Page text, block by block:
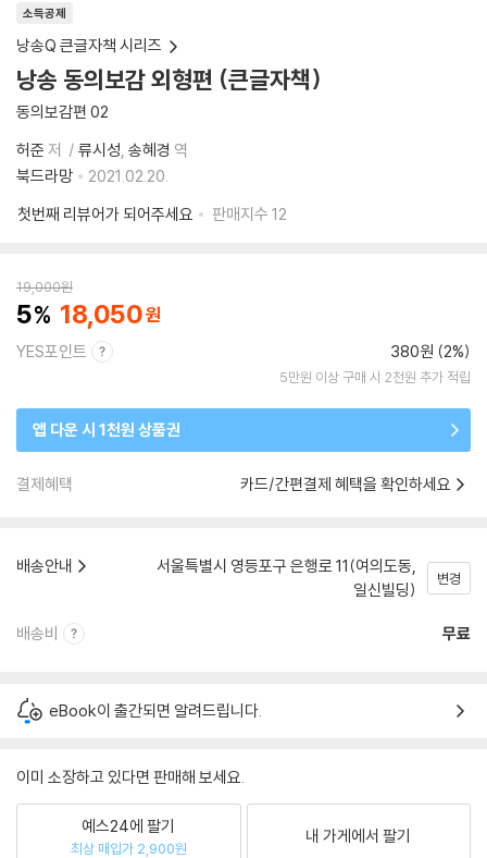
소득공제
낭송Q 큰글자책 시리즈
낭송 동의보감 외형편 (큰글자책)
동의보감편 02
허준 저 류시성 송혜경 역
북드라망
2021.02.20.
첫번째 리뷰어가 되어주세요
판매지수 12
19,000원
5 18,050
YES포인트 380원 (2%)
5만원 이상 구매 시 2천원 추가 적립
앱 다운 시 1천원 상품권
결제혜택 카드/간편결제 혜택을 확인하세요
배송안내
서울특별시 영등포구 은행로 11(여의도동,
일신빌딩)
변경
배송비 무료
eBook이 출간되면 알려드립니다.
이미 소장하고 있다면 판매해 보세요.
예스24에 팔기
최상 매입가 2,900원
내 가게에서 팔기